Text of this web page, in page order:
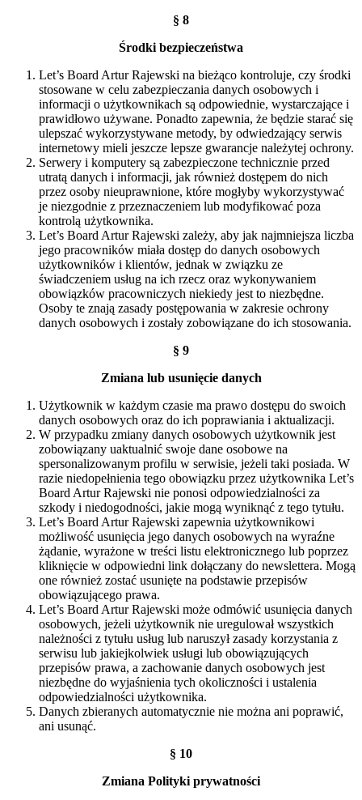
§ 8
Środki bezpieczeństwa
Let’s Board Artur Rajewski na bieżąco kontroluje, czy środki
stosowane w celu zabezpieczania danych osobowych i
informacji o użytkownikach są odpowiednie, wystarczające i
prawidłowo używane. Ponadto zapewnia, że będzie starać się
ulepszać wykorzystywane metody, by odwiedzający serwis
internetowy mieli jeszcze lepsze gwarancje należytej ochrony.
Serwery i komputery są zabezpieczone technicznie przed
utratą danych i informacji, jak również dostępem do nich
przez osoby nieuprawnione, które mogłyby wykorzystywać
je niezgodnie z przeznaczeniem lub modyfikować poza
kontrolą użytkownika.
Let’s Board Artur Rajewski zależy, aby jak najmniejsza liczba
jego pracowników miała dostęp do danych osobowych
użytkowników i klientów, jednak w związku ze
świadczeniem usług na ich rzecz oraz wykonywaniem
obowiązków pracowniczych niekiedy jest to niezbędne.
Osoby te znają zasady postępowania w zakresie ochrony
danych osobowych i zostały zobowiązane do ich stosowania.
§ 9
Zmiana lub usunięcie danych
Użytkownik w każdym czasie ma prawo dostępu do swoich
danych osobowych oraz do ich poprawiania i aktualizacji.
W przypadku zmiany danych osobowych użytkownik jest
zobowiązany uaktualnić swoje dane osobowe na
spersonalizowanym profilu w serwisie, jeżeli taki posiada. W
razie niedopełnienia tego obowiązku przez użytkownika Let’s
Board Artur Rajewski nie ponosi odpowiedzialności za
szkody i niedogodności, jakie mogą wyniknąć z tego tytułu.
Let’s Board Artur Rajewski zapewnia użytkownikowi
możliwość usunięcia jego danych osobowych na wyraźne
żądanie, wyrażone w treści listu elektronicznego lub poprzez
kliknięcie w odpowiedni link dołączany do newslettera. Mogą
one również zostać usunięte na podstawie przepisów
obowiązującego prawa.
Let’s Board Artur Rajewski może odmówić usunięcia danych
osobowych, jeżeli użytkownik nie uregulował wszystkich
należności z tytułu usług lub naruszył zasady korzystania z
serwisu lub jakiejkolwiek usługi lub obowiązujących
przepisów prawa, a zachowanie danych osobowych jest
niezbędne do wyjaśnienia tych okoliczności i ustalenia
odpowiedzialności użytkownika.
Danych zbieranych automatycznie nie można ani poprawić,
ani usunąć.
§ 10
Zmiana Polityki prywatności